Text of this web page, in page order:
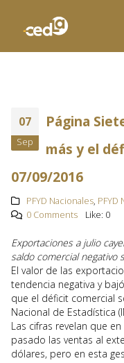
07
Sep
Página
más y el
07/09/2016
PFYD Nacionales, PFYD
0 Comments
Like: 0
Exportaciones a julio
saldo comercial negativo
El valor de las
tendencia negativa y
que el déficit comercial
Nacional de Estadística
Las cifras revelan que
pasado las ventas al
dólares, pero en esta